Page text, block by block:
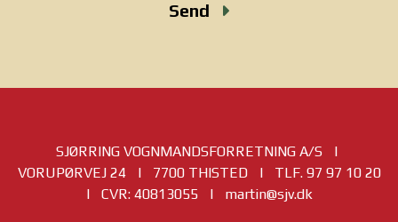
Send
SJØRRING VOGNMANDSFORRETNING A/S |
VORUPØRVEJ 24 | 7700 THISTED | TLF. 97 97 10 20
| CVR: 40813055 | martin@sjv.dk